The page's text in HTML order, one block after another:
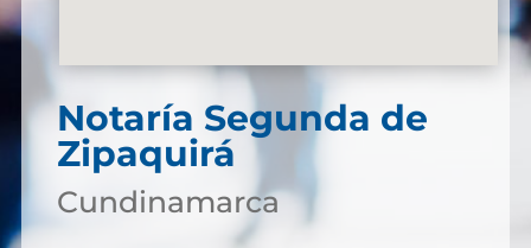
Notaría Segunda de
Zipaquirá
Cundinamarca